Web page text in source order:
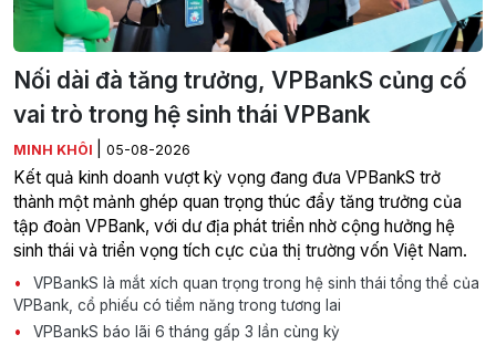
Nối dài đà tăng trưởng, VPBankS củng cố
vai trò trong hệ sinh thái VPBank
MINH KHÔI 05-08-2026
Kết quả kinh doanh vượt kỳ vọng đang đưa VPBankS trở
thành một mảnh ghép quan trọng thúc đẩy tăng trưởng của
tập đoàn VPBank, với dư địa phát triển nhờ cộng hưởng hệ
sinh thái và triển vọng tích cực của thị trường vốn Việt Nam.
VPBankS là mắt xích quan trọng trong hệ sinh thái tổng thể của
VPBank, cổ phiếu có tiềm năng trong tương lai
VPBankS báo lãi 6 tháng gấp 3 lần cùng kỳ